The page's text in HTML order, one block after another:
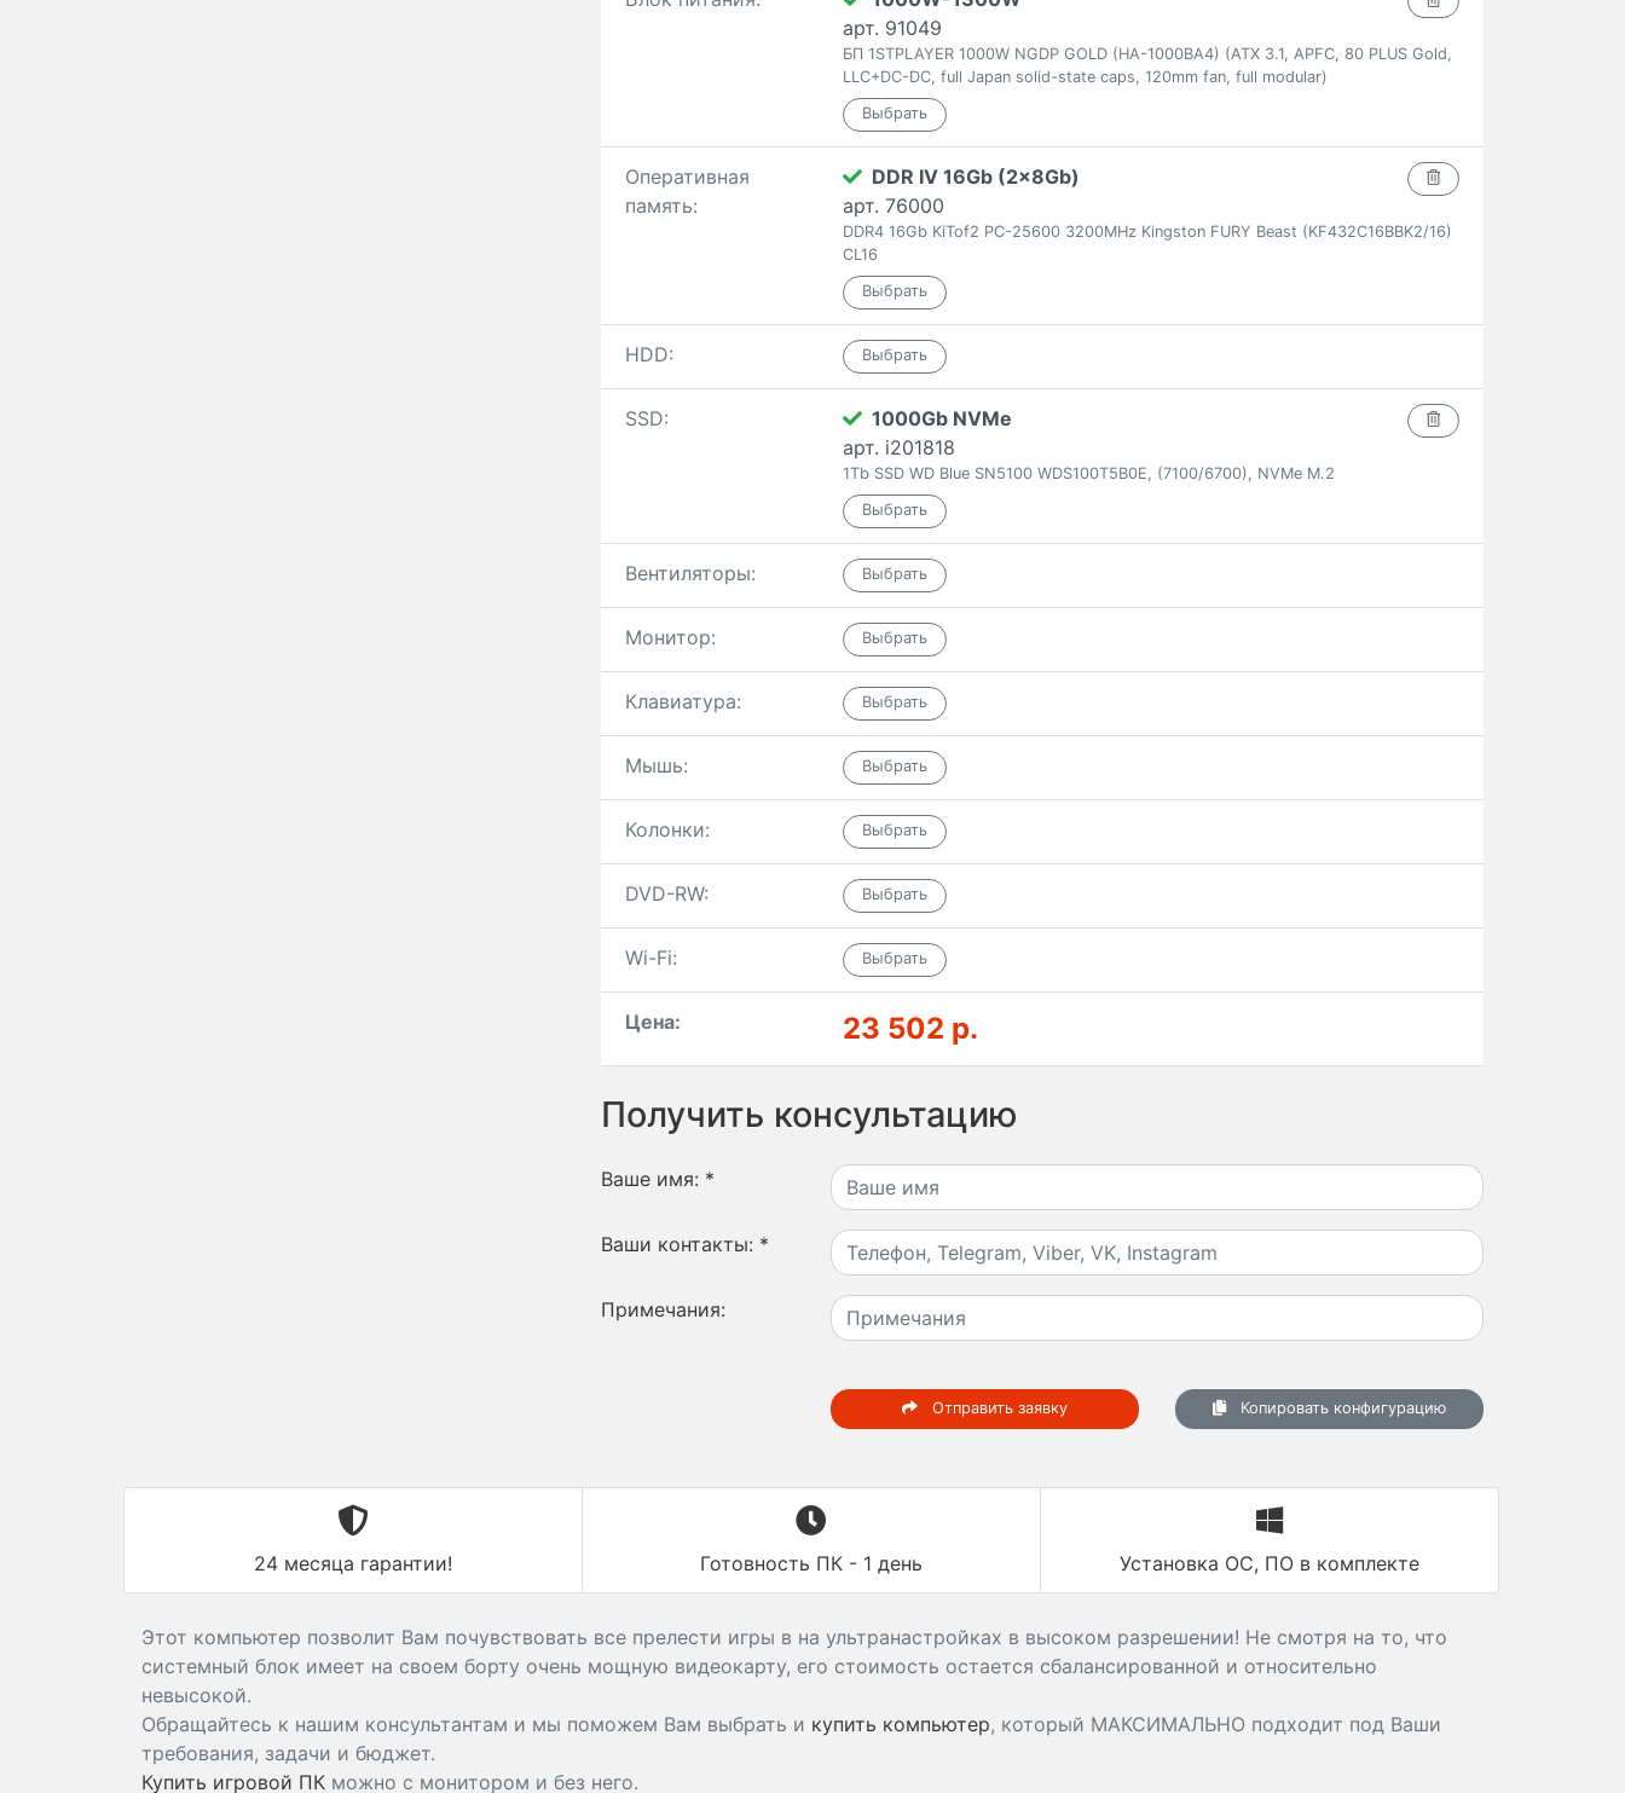
арт. 91049
БП 1STPLAYER 1000W NGDP GOLD (HA-1000BA4) (ATX 3.1, APFC, 80 PLUS Gold,
LLC+DC-DC, full Japan solid-state caps, 120mm fan, full modular)
Оперативная
память:
DDR IV 16Gb (2x8Gb)
арт. 76000
DDR4 16Gb KiTof2 PC-25600 3200MHz Kingston FURY Beast (KF432C16BBK2/16)
CL16
HDD:
SSD:
1000Gb NVMe
арт. i201818
1Tb SSD WD Blue SN5100 WDS100T5B0E, (7100/6700), NVMe M.2
Вентиляторы:
Монитор:
Клавиатура:
Мышь:
Колонки:
DVD-RW:
Wi-Fi:
Цена: 23 502 р.
Получить консультацию
Ваше имя: *
Ваши контакты: *
Примечания:
Отправить заявку Копировать конфигурацию
24 месяца гарантии! Готовность ПК - 1 день Установка ОС, ПО в комплекте
Этот компьютер позволит Вам почувствовать все прелести игры в на ультранастройках в высоком разрешении! Не смотря на то, что
системный блок имеет на своем борту очень мощную видеокарту, его стоимость остается сбалансированной и относительно
невысокой.
Обращайтесь к нашим консультантам и мы поможем Вам выбрать и купить компьютер, который МАКСИМАЛЬНО подходит под Ваши
требования, задачи и бюджет.
Купить игровой ПК можно с монитором и без него.